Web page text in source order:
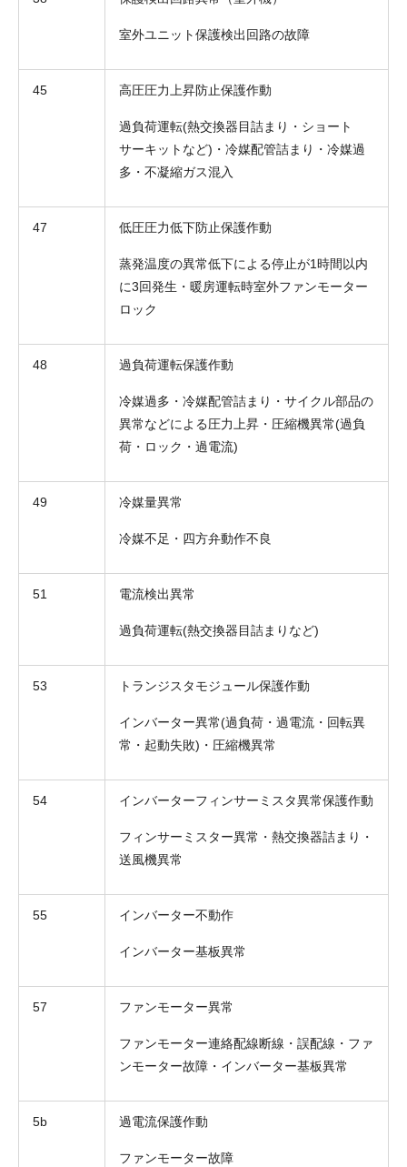
室外ユニット保護検出回路の故障
45 高圧圧力上昇防止保護作動
過負荷運転(熱交換器目詰まり・ショート
サーキットなど)・冷媒配管詰まり・冷媒過
多・不凝縮ガス混入
47 低圧圧力低下防止保護作動
蒸発温度の異常低下による停止が1時間以内
に3回発生・暖房運転時室外ファンモーター
ロック
48 過負荷運転保護作動
冷媒過多・冷媒配管詰まり・サイクル部品の
異常などによる圧力上昇・圧縮機異常(過負
荷・ロック・過電流)
49 冷媒量異常
冷媒不足・四方弁動作不良
51 電流検出異常
過負荷運転(熱交換器目詰まりなど)
53 トランジスタモジュール保護作動
インバーター異常(過負荷・過電流・回転異
常・起動失敗)・圧縮機異常
54 インバーターフィンサーミスタ異常保護作動
フィンサーミスター異常・熱交換器詰まり・
送風機異常
55 インバーター不動作
インバーター基板異常
57 ファンモーター異常
ファンモーター連絡配線断線・誤配線・ファ
ンモーター故障・インバーター基板異常
5b 過電流保護作動
ファンモーター故障
送信する